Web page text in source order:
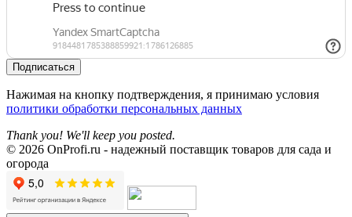
Подписаться
Нажимая на кнопку подтверждения, я принимаю условия
политики обработки персональных данных
Thank you! We'll keep you posted.
© 2026 OnProfi.ru - надежный поставщик товаров для сада и
огорода